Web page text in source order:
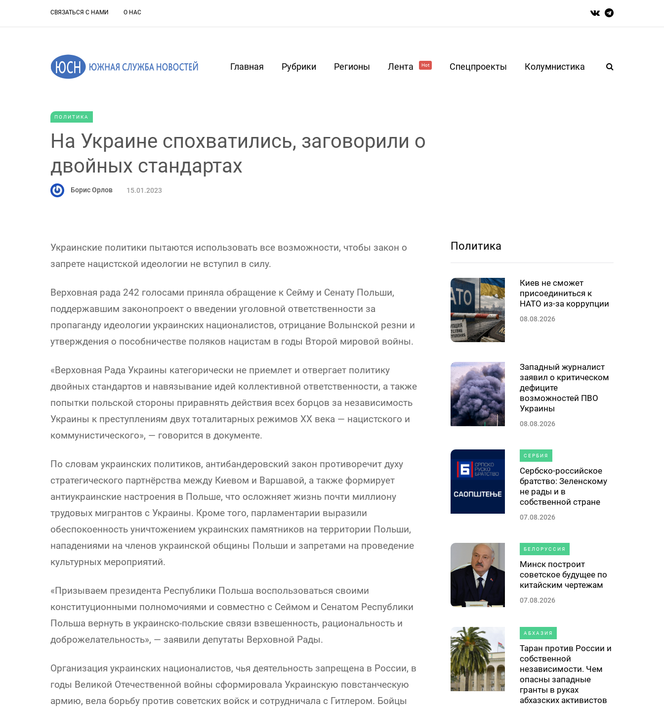
СВЯЗАТЬСЯ С НАМИ О НАС
Главная Рубрики Регионы Лента Hot Спецпроекты Колумнистика
ПОЛИТИКА
На Украине спохватились, заговорили о
двойных стандартах
Борис Орлов 15.01.2023
Украинские политики пытаются использовать все возможности, чтобы закон о
запрете нацистской идеологии не вступил в силу.
Верховная рада 242 голосами приняла обращение к Сейму и Сенату Польши,
поддержавшим законопроект о введении уголовной ответственности за
пропаганду идеологии украинских националистов, отрицание Волынской резни и
утверждения о пособничестве поляков нацистам в годы Второй мировой войны.
«Верховная Рада Украины категорически не приемлет и отвергает политику
двойных стандартов и навязывание идей коллективной ответственности, а также
попытки польской стороны приравнять действия всех борцов за независимость
Украины к преступлениям двух тоталитарных режимов ХХ века — нацистского и
коммунистического», — говорится в документе.
По словам украинских политиков, антибандеровский закон противоречит духу
стратегического партнёрства между Киевом и Варшавой, а также формирует
антиукраинские настроения в Польше, что осложняет жизнь почти миллиону
трудовых мигрантов с Украины. Кроме того, парламентарии выразили
обеспокоенность уничтожением украинских памятников на территории Польши,
нападениями на членов украинской общины Польши и запретами на проведение
культурных мероприятий.
«Призываем президента Республики Польша воспользоваться своими
конституционными полномочиями и совместно с Сеймом и Сенатом Республики
Польша вернуть в украинско-польские связи взвешенность, рациональность и
доброжелательность», — заявили депутаты Верховной Рады.
Организация украинских националистов, чья деятельность запрещена в России, в
годы Великой Отечественной войны сформировала Украинскую повстанческую
армию, вела борьбу против советских войск и сотрудничала с Гитлером. Бойцы
Политика
Киев не сможет
присоединиться к
НАТО из-за коррупции
08.08.2026
Западный журналист
заявил о критическом
дефиците
возможностей ПВО
Украины
08.08.2026
СЕРБИЯ
Сербско-российское
братство: Зеленскому
не рады и в
собственной стране
07.08.2026
БЕЛОРУССИЯ
Минск построит
советское будущее по
китайским чертежам
07.08.2026
АБХАЗИЯ
Таран против России и
собственной
независимости. Чем
опасны западные
гранты в руках
абхазских активистов